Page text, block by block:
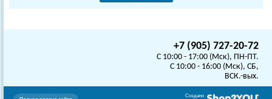
+7 (905) 727-20-72
C 10:00 - 17:00 (Мск), ПН-ПТ.
C 10:00 - 16:00 (Мск), СБ,
ВСК.-вых.
Создано